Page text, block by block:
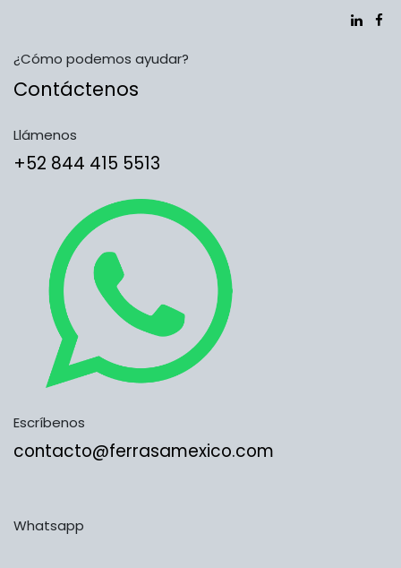
¿Cómo podemos ayudar?
Contáctenos
Llámenos
​​​​​​​​​​​​+5​2​ ​8​4​4​ ​4​1​5​ 5​5​1​3​​​​​​​​​​​​​​
Escríbenos
contacto@ferrasamexico.com
Whatsapp